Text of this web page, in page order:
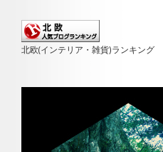
北欧(インテリア・雑貨)ランキング